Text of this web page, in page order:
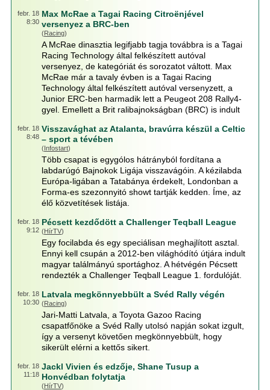
febr. 18
8:30
Max McRae a Tagai Racing Citroënjével
versenyez a BRC-ben
(Racing)
A McRae dinasztia legifjabb tagja továbbra is a Tagai
Racing Technology által felkészített autóval
versenyez, de kategóriát és sorozatot váltott. Max
McRae már a tavaly évben is a Tagai Racing
Technology által felkészített autóval versenyzett, a
Junior ERC-ben harmadik lett a Peugeot 208 Rally4-
gyel. Emellett a Brit ralibajnokságban (BRC) is indult
febr. 18
8:48
Visszavághat az Atalanta, bravúrra készül a Celtic
– sport a tévében
(Infostart)
Több csapat is egygólos hátrányból fordítana a
labdarúgó Bajnokok Ligája visszavágóin. A kézilabda
Európa-ligában a Tatabánya érdekelt, Londonban a
Forma-es szezonnyitó showt tartják kedden. Íme, az
élő közvetítések listája.
febr. 18
9:12
Pécsett kezdődött a Challenger Teqball League
(HírTV)
Egy focilabda és egy speciálisan meghajlított asztal.
Ennyi kell csupán a 2012-ben világhódító útjára indult
magyar találmányú sportághoz. A hétvégén Pécsett
rendezték a Challenger Teqball League 1. fordulóját.
febr. 18
10:30
Latvala megkönnyebbült a Svéd Rally végén
(Racing)
Jari-Matti Latvala, a Toyota Gazoo Racing
csapatfőnöke a Svéd Rally utolsó napján sokat izgult,
így a versenyt követően megkönnyebbült, hogy
sikerült elérni a kettős sikert.
febr. 18
11:18
Jackl Vivien és edzője, Shane Tusup a
Honvédban folytatja
(HírTV)